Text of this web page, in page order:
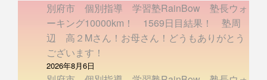
別府市 個別指導 学習塾RainBow 塾長ウォ
ーキング10000km！ 1569日目結果！ 塾周
辺 高２Mさん！お母さん！どうもありがとう
ございます！
2026年8月6日